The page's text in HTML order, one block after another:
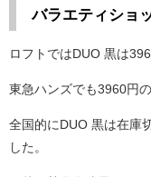
バラエティショ
ロフトではDUO 黒は
東急ハンズでも3960円
全国的にDUO 黒は在庫
した。